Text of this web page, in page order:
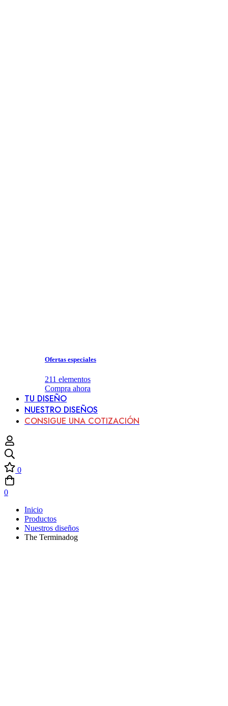
Ofertas especiales
211 elementos
Compra ahora
TU DISEÑO
NUESTRO DISEÑOS
CONSIGUE UNA COTIZACIÓN
0
0
Inicio
Productos
Nuestros diseños
The Terminadog